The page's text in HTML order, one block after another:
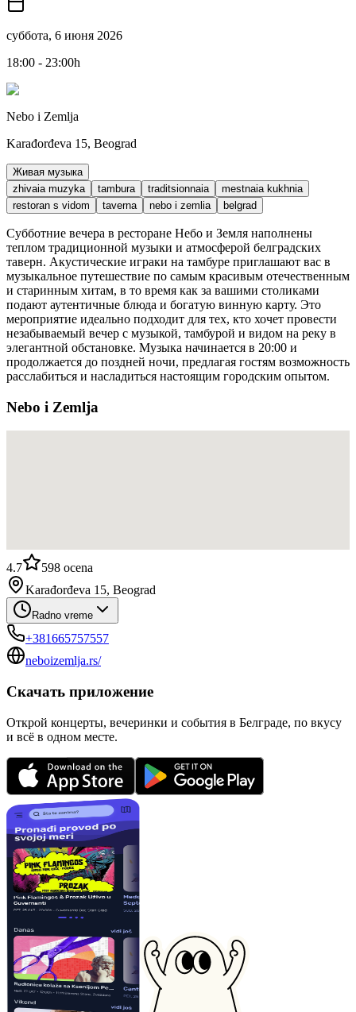
суббота, 6 июня 2026
18:00 - 23:00h
Nebo i Zemlja
Karađorđeva 15, Beograd
Живая музыка
zhivaia muzyka
tambura traditsionnaia
mestnaia kukhnia
restoran s vidom
taverna nebo i zemlia belgrad
Субботние вечера в ресторане Небо и Земля наполнены
теплом традиционной музыки и атмосферой белградских
таверн. Акустические играки на тамбуре приглашают вас в
музыкальное путешествие по самым красивым отечественным
и старинным хитам, в то время как за вашими столиками
подают аутентичные блюда и богатую винную карту. Это
мероприятие идеально подходит для тех, кто хочет провести
незабываемый вечер с музыкой, тамбурой и видом на реку в
элегантной обстановке. Музыка начинается в 20:00 и
продолжается до поздней ночи, предлагая гостям возможность
расслабиться и насладиться настоящим городским опытом.
Nebo i Zemlja
4.7 598 ocena
Karađorđeva 15, Beograd
Radno vreme
+381665757557
neboizemlja.rs/
Скачать приложение
Открой концерты, вечеринки и события в Белграде, по вкусу
и всё в одном месте.